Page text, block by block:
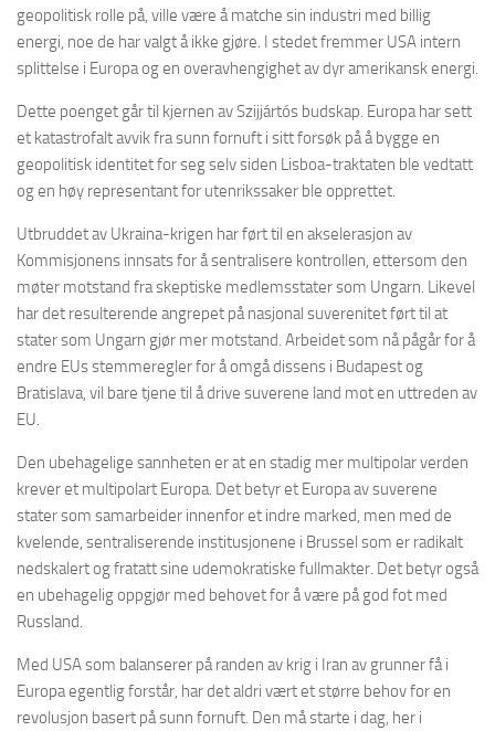
geopolitisk rolle på, ville være å matche sin industri med billig
energi, noe de har valgt å ikke gjøre. I stedet fremmer USA intern
splittelse i Europa og en overavhengighet av dyr amerikansk energi.
Dette poenget går til kjernen av Szijjártós budskap. Europa har sett
et katastrofalt avvik fra sunn fornuft i sitt forsøk på å bygge en
geopolitisk identitet for seg selv siden Lisboa-traktaten ble vedtatt
og en høy representant for utenrikssaker ble opprettet.
Utbruddet av Ukraina-krigen har ført til en akselerasjon av
Kommisjonens innsats for å sentralisere kontrollen, ettersom den
møter motstand fra skeptiske medlemsstater som Ungarn. Likevel
har det resulterende angrepet på nasjonal suverenitet ført til at
stater som Ungarn gjør mer motstand. Arbeidet som nå pågår for å
endre EUs stemmeregler for å omgå dissens i Budapest og
Bratislava, vil bare tjene til å drive suverene land mot en uttreden av
EU.
Den ubehagelige sannheten er at en stadig mer multipolar verden
krever et multipolart Europa. Det betyr et Europa av suverene
stater som samarbeider innenfor et indre marked, men med de
kvelende, sentraliserende institusjonene i Brussel som er radikalt
nedskalert og fratatt sine udemokratiske fullmakter. Det betyr også
en ubehagelig oppgjør med behovet for å være på god fot med
Russland.
Med USA som balanserer på randen av krig i Iran av grunner få i
Europa egentlig forstår, har det aldri vært et større behov for en
revolusjon basert på sunn fornuft. Den må starte i dag, her i